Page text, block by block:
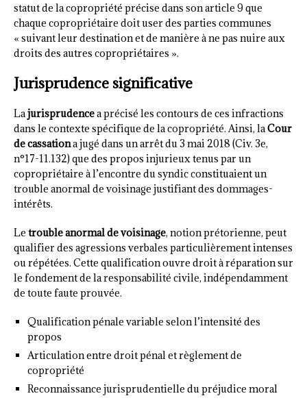
statut de la copropriété précise dans son article 9 que
chaque copropriétaire doit user des parties communes
« suivant leur destination et de manière à ne pas nuire aux
droits des autres copropriétaires ».
Jurisprudence significative
Lajurisprudencea précisé les contours de ces infractions
dans le contexte spécifique de la copropriété. Ainsi, laCour
de cassationa jugé dans un arrêt du 3 mai 2018 (Civ. 3e,
n°17-11.132) que des propos injurieux tenus par un
copropriétaire à l’encontre du syndic constituaient un
trouble anormal de voisinage justifiant des dommages-
intérêts.
Le trouble anormal de voisinage, notion prétorienne, peut
qualifier des agressions verbales particulièrement intenses
ou répétées. Cette qualification ouvre droit à réparation sur
le fondement de la responsabilité civile, indépendamment
de toute faute prouvée.
Qualification pénale variable selon l’intensité des
propos
Articulation entre droit pénal et règlement de
copropriété
Reconnaissance jurisprudentielle du préjudice moral